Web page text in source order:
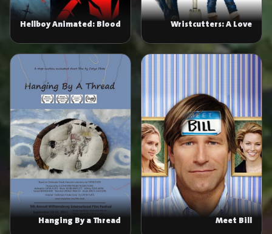
Wristcutters: A Love
Hellboy Animated: Blood
Meet Bill
Hanging By a Thread